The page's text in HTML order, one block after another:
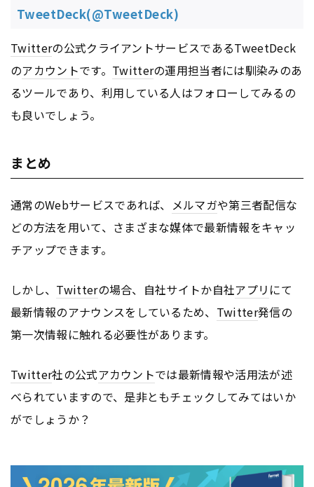
TweetDeck(@TweetDeck)
Twitterの公式クライアントサービスであるTweetDeck
のアカウントです。 Twitterの運用担当者には馴染みのあ
るツールであり、利用している人はフォローしてみるの
も良いでしょう。
まとめ
通常のWebサービスであれば、 メルマガや第三者配信な
どの方法を用いて、さまざまな媒体で最新情報をキャッ
チアップできます。
しかし、 Twitterの場合、自社サイトか自社アプリ にて
最新情報のアナウンスをしているため、 Twitter発信の
第一次情報に触れる必要性があります。
Twitter社の公式アカウントでは最新情報や活用法が述
べられていますので、是非ともチェックしてみてはいか
がでしょうか？